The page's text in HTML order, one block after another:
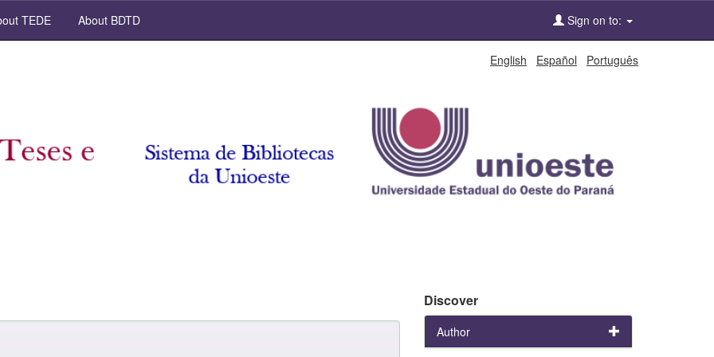
TEDE About BDTD Sign on to:
English Español Português
Discover
Author